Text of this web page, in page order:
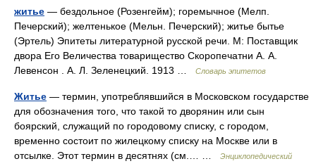
житье — бездольное (Розенгейм); горемычное (Мелп.
Печерский); желтенькое (Мельн. Печерский); житье бытье
(Эртель) Эпитеты литературной русской речи. М: Поставщик
двора Его Величества товарищество Скоропечатни А. А.
Левенсон . А. Л. Зеленецкий. 1913 …
Словарь эпитетов
Житье — термин, употреблявшийся в Московском государстве
для обозначения того, что такой то дворянин или сын
боярский, служащий по городовому списку, с городом,
временно состоит по жилецкому списку на Москве или в
отсылке. Этот термин в десятнях (см.… …
Энциклопедический